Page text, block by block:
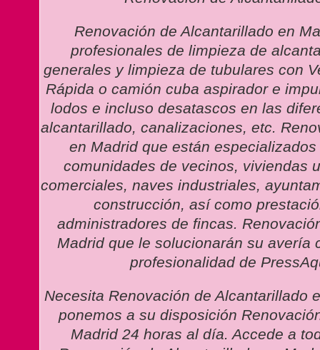
Renovación de Alcantarillado en
profesionales de limpieza de
generales y limpieza de tubulares con
Rápida o camión cuba aspirador e
lodos e incluso desatascos en las
alcantarillado, canalizaciones, etc.
en Madrid que están
comunidades de vecinos, viviendas
comerciales, naves industriales,
construcción, así como
administradores de fincas.
Madrid que le solucionarán su avería
profesionalidad de
Necesita Renovación de Alcantarillado
ponemos a su disposición
Madrid 24 horas al día. Accede a